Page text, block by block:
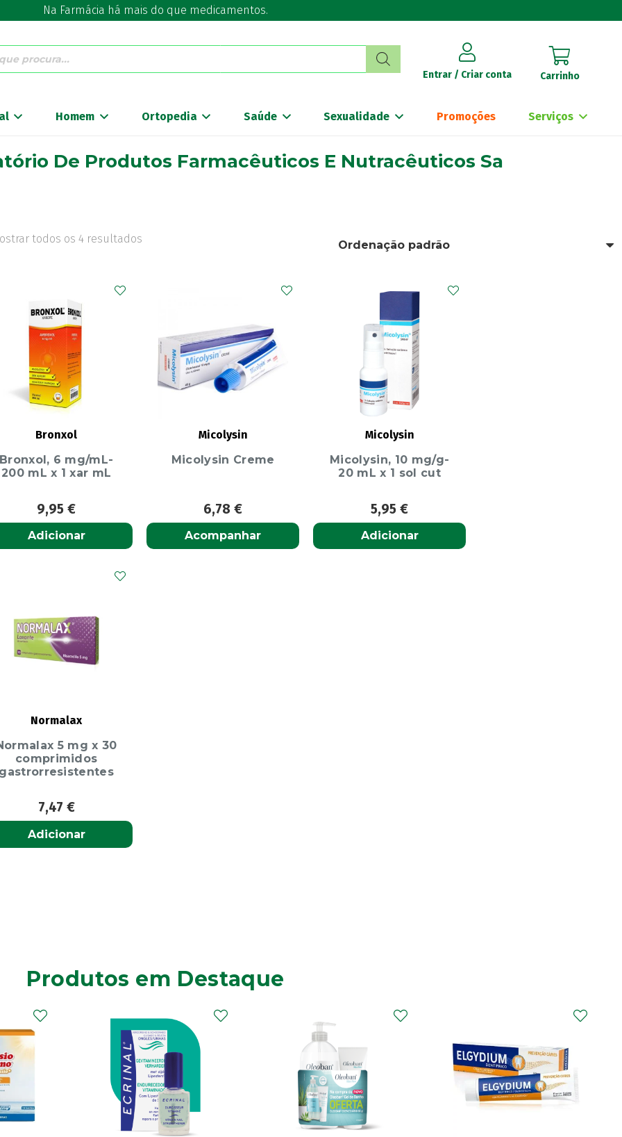
Na Farmácia há mais do que medicamentos.
Entrar / Criar conta Carrinho
Homem Ortopedia Saúde Sexualidade Promoções Serviços
De Produtos Farmacêuticos E Nutracêuticos Sa
todos os 4 resultados
Bronxol
Bronxol, 6 mg/mL-
200 mL x 1 xar mL
9,95€
Adicionar
Micolysin
Micolysin Creme
6,78€
Acompanhar
Micolysin
Micolysin, 10 mg/g-
20 mL x 1 sol cut
5,95€
Adicionar
Normalax
5 mg x 30
comprimidos
gastrorresistentes
7,47 €
Adicionar
Produtos em Destaque